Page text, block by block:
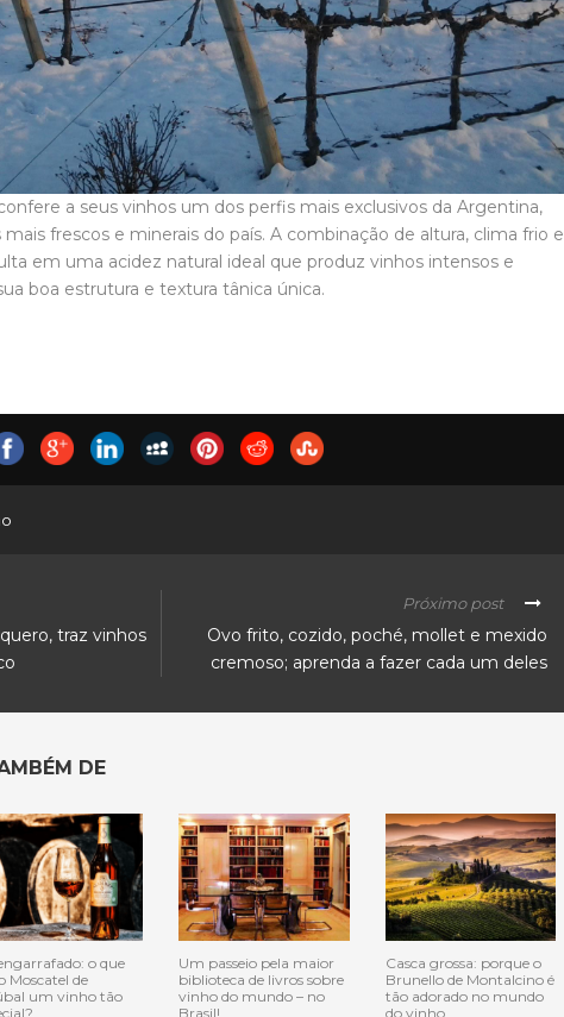
a seus vinhos um dos perfis mais exclusivos da Argentina,
frescos e minerais do país. A combinação de altura, clima frio e
em uma acidez natural ideal que produz vinhos intensos e
boa estrutura e textura tânica única.
traz vinhos
Próximo post
Ovo frito, cozido, poché, mollet e mexido
cremoso; aprenda a fazer cada um deles
DE
o que
Moscatel de
um vinho tão
Um passeio pela maior
biblioteca de livros sobre
vinho do mundo – no
Brasil!
Casca grossa: porque o
Brunello de Montalcino é
tão adorado no mundo
do vinho